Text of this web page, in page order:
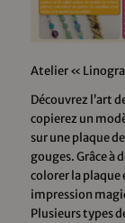
Atelier «
Découvrez l’art
copierez un
sur une plaque
gouges. Grâce à
colorer la plaque
impression
Plusieurs types